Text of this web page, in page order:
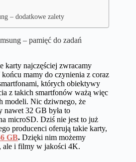
– dodatkowe zalety
– pamięć do zadań
karty najczęściej zwracamy
mamy do czynienia z coraz
których obiektywy
z takich smartfonów ważą więc
modeli. Nic dziwnego, że
nawet 32 GB była to
microSD. Dziś nie jest to już
producenci oferują takie karty,
GB. Dzięki nim możemy
ale i filmy w jakości 4K.